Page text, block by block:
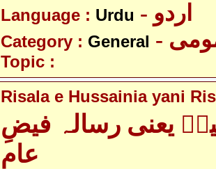
Language : Urdu - اردو
Category : General
Topic :
Risala e Hussainia yani
یعنی رسالہ فیضِ
عام